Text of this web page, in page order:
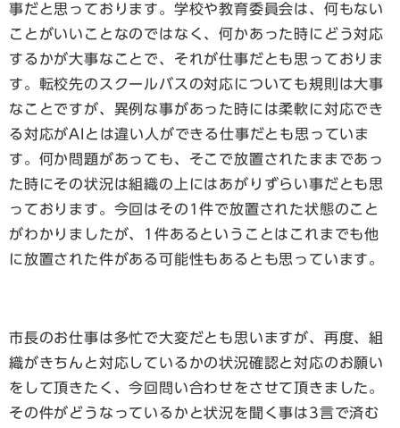
事だと思っております。学校や教育委員会は、何もない
ことがいいことなのではなく、何かあった時にどう対応
するかが大事なことで、それが仕事だとも思っておりま
す。転校先のスクールバスの対応についても規則は大事
なことですが、異例な事があった時には柔軟に対応でき
る対応がAIとは違い人ができる仕事だとも思っていま
す。何か問題があっても、そこで放置されたままであっ
た時にその状況は組織の上にはあがりずらい事だとも思
っております。今回はその1件で放置された状態のこと
がわかりましたが、1件あるということはこれまでも他
に放置された件がある可能性もあるとも思っています。
市長のお仕事は多忙で大変だとも思いますが、再度、組
織がきちんと対応しているかの状況確認と対応のお願い
をして頂きたく、今回問い合わせをさせて頂きました。
その件がどうなっているかと状況を聞く事は3言で済む